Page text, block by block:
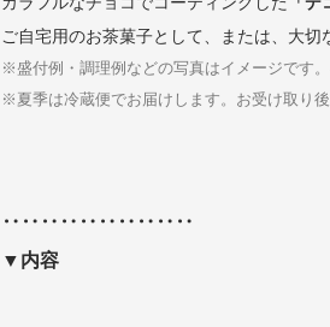
ご自宅用のお茶菓子として、または、大切
※盛付例・調理例などの写真はイメージです
※夏季は冷蔵便でお届けします。お受け取り
‥‥‥‥‥‥‥‥‥‥
▼内容